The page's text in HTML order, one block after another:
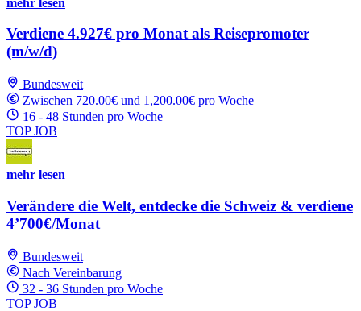
Verdiene 4.927€ pro Monat als Reisepromoter
(m/w/d)
Bundesweit
Zwischen 720.00€ und 1,200.00€ pro Woche
16 - 48 Stunden pro Woche
TOP JOB
mehr lesen
Verändere die Welt, entdecke die Schweiz & verdiene
4’700€/Monat
Bundesweit
Nach Vereinbarung
32 - 36 Stunden pro Woche
TOP JOB